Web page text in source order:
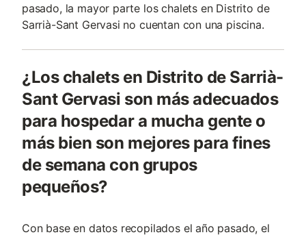
pasado, la mayor parte los chalets en Distrito de
Sarrià-Sant Gervasi no cuentan con una piscina.
¿Los chalets en Distrito de Sarrià-
Sant Gervasi son más adecuados
para hospedar a mucha gente o
más bien son mejores para fines
de semana con grupos
pequeños?
Con base en datos recopilados el año pasado, el